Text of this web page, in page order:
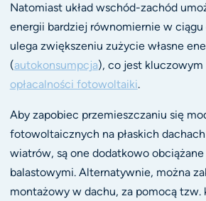
Natomiast układ wschód-zachód
energii bardziej równomiernie w ciągu
ulega zwiększeniu zużycie własne
(autokonsumpcja), co jest kluczowym
opłacalności fotowoltaiki.
Aby zapobiec przemieszczaniu się
fotowoltaicznych na płaskich
wiatrów, są one dodatkowo
balastowymi. Alternatywnie, można
montażowy w dachu, za pomocą